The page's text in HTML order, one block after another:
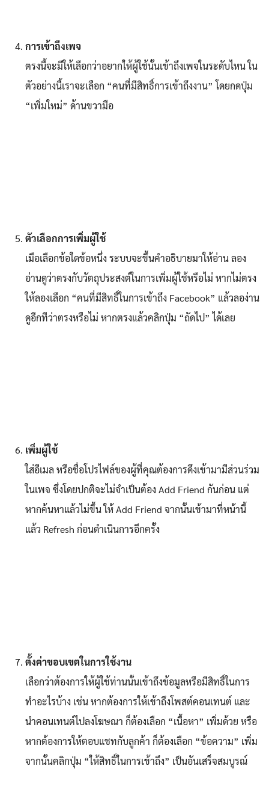
การเข้าถึงเพจ
ตรงนี้จะมีให้เลือกว่าอยากให้ผู้ใช้นั้นเข้าถึงเพจในระดับไหน ใน
ตัวอย่างนี้เราจะเลือก “คนที่มีสิทธิ์การเข้าถึงงาน” โดยกดปุ่ม
“เพิ่มใหม่” ด้านขวามือ
ตัวเลือกการเพิ่มผู้ใช้
เมือเลือกข้อใดข้อหนึ่ง ระบบจะขึ้นคำอธิบายมาให้อ่าน ลอง
อ่านดูว่าตรงกับวัตถุประสงต์ในการเพิ่มผู้ใช้หรือไม่ หากไม่ตรง
ให้ลองเลือก “คนที่มีสิทธิ์ในการเข้าถึง Facebook” แล้วลอง่าน
ดูอีกทีว่าตรงหรือไม่ หากตรงแล้วคลิกปุ่ม “ถัดไป” ได้เลย
เพิ่มผู้ใช้
ใส่อีเมล หรือชื่อโปรไฟล์ของผู้ที่คุณต้องการดึงเข้ามามีส่วนร่วม
ในเพจ ซึ่งโดยปกติจะไม่จำเป็นต้อง Add Friend กันก่อน แต่
หากค้นหาแล้วไม่ขึ้น ให้ Add Friend จากนั้นเข้ามาที่หน้านี้
แล้ว Refresh ก่อนดำเนินการอีกครั้ง
ตั้งค่าขอบเขตในการใช้งาน
เลือกว่าต้องการให้ผู้ใช้ท่านนั้นเข้าถึงข้อมูลหรือมีสิทธิ์ในการ
ทำอะไรบ้าง เช่น หากต้องการให้เข้าถึงโพสต์คอนเทนต์ และ
นำคอนเทนต์ไปลงโฆษณา ก็ต้องเลือก “เนื้อหา” เพิ่มด้วย หรือ
หากต้องการให้ตอบแชทกับลูกค้า ก็ต้องเลือก “ข้อความ” เพิ่ม
จากนั้นคลิกปุ่ม “ให้สิทธิ์ในการเข้าถึง” เป็นอันเสร็จสมบูรณ์